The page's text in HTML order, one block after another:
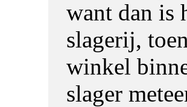
want dan is
slagerij,
winkel
slager